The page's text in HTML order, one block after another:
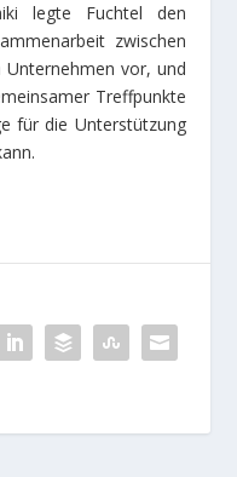
legte Fuchtel den
zwischen
Unternehmen vor, und
Treffpunkte
für die Unterstützung